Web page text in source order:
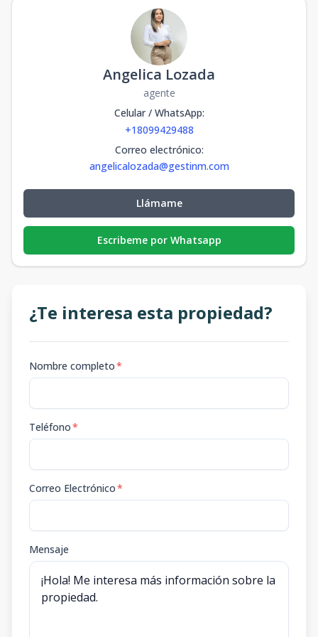
Angelica Lozada
agente
Celular / WhatsApp:
+18099429488
Correo electrónico:
angelicalozada@gestinm.com
Llámame
Escribeme por Whatsapp
¿Te interesa esta propiedad?
Nombre completo*
Teléfono*
Correo Electrónico*
Mensaje